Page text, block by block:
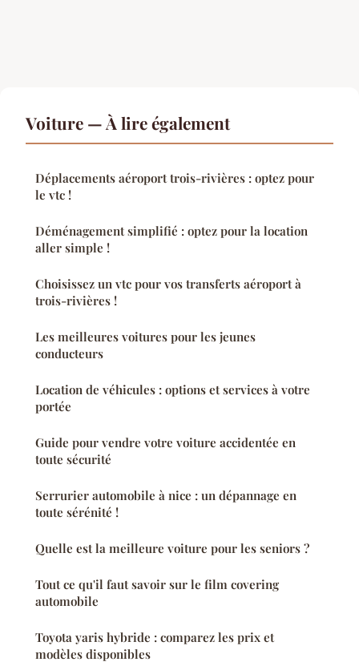
Voiture — À lire également
Déplacements aéroport trois-rivières : optez pour
le vtc !
Déménagement simplifié : optez pour la location
aller simple !
Choisissez un vtc pour vos transferts aéroport à
trois-rivières !
Les meilleures voitures pour les jeunes
conducteurs
Location de véhicules : options et services à votre
portée
Guide pour vendre votre voiture accidentée en
toute sécurité
Serrurier automobile à nice : un dépannage en
toute sérénité !
Quelle est la meilleure voiture pour les seniors ?
Tout ce qu'il faut savoir sur le film covering
automobile
Toyota yaris hybride : comparez les prix et
modèles disponibles